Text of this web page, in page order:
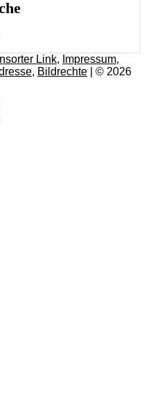
Link, Impressum,
, Bildrechte | © 2026